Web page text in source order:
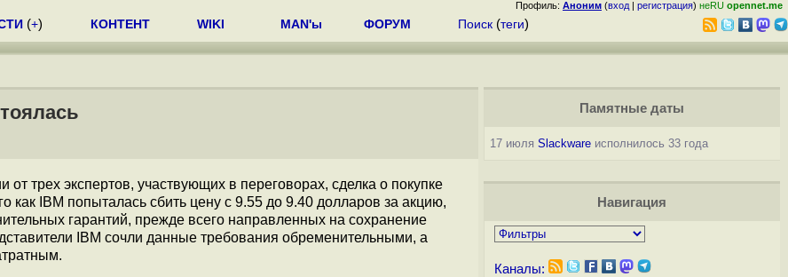
Профиль: Аноним (вход | регистрация) неRU opennet.me
(+) КОНТЕНТ WIKI MAN'ы ФОРУМ Поиск (теги)
от трех экспертов, участвующих в переговорах, сделка о покупке
как IBM попыталась сбить цену с 9.55 до 9.40 долларов за акцию,
гарантий, прежде всего направленных на сохранение
IBM сочли данные требования обременительными, а
Памятные даты
17 июля Slackwareисполнилось 33 года
Навигация
Каналы: